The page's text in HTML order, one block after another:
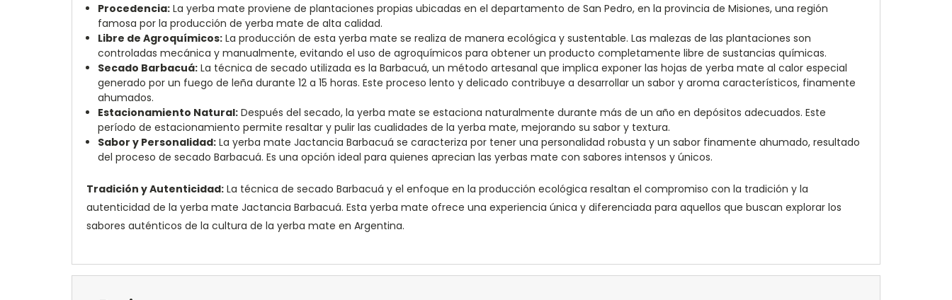
Procedencia: La yerba mate proviene de plantaciones propias ubicadas en el departamento de San Pedro, en la provincia de Misiones, una región
famosa por la producción de yerba mate de alta calidad.
Libre de Agroquímicos: La producción de esta yerba mate se realiza de manera ecológica y sustentable. Las malezas de las plantaciones son
controladas mecánica y manualmente, evitando el uso de agroquímicos para obtener un producto completamente libre de sustancias químicas.
Secado Barbacuá: La técnica de secado utilizada es la Barbacuá, un método artesanal que implica exponer las hojas de yerba mate al calor especial
generado por un fuego de leña durante 12 a 15 horas. Este proceso lento y delicado contribuye a desarrollar un sabor y aroma característicos, finamente
ahumados.
Estacionamiento Natural: Después del secado, la yerba mate se estaciona naturalmente durante más de un año en depósitos adecuados. Este
período de estacionamiento permite resaltar y pulir las cualidades de la yerba mate, mejorando su sabor y textura.
Sabor y Personalidad: La yerba mate Jactancia Barbacuá se caracteriza por tener una personalidad robusta y un sabor finamente ahumado, resultado
del proceso de secado Barbacuá. Es una opción ideal para quienes aprecian las yerbas mate con sabores intensos y únicos.
Tradición y Autenticidad: La técnica de secado Barbacuá y el enfoque en la producción ecológica resaltan el compromiso con la tradición y la
autenticidad de la yerba mate Jactancia Barbacuá. Esta yerba mate ofrece una experiencia única y diferenciada para aquellos que buscan explorar los
sabores auténticos de la cultura de la yerba mate en Argentina.